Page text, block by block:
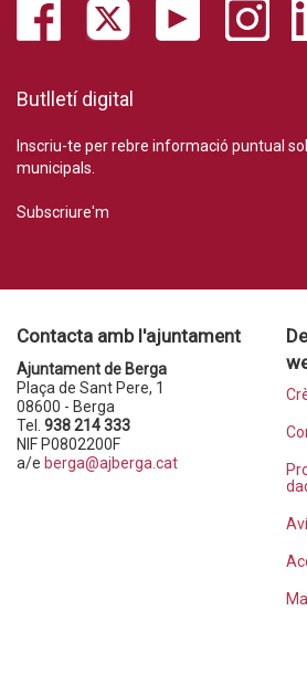
Butlletí digital
Inscriu-te per rebre informació puntual
municipals.
Subscriure'm
Contacta amb l'ajuntament
Ajuntament de Berga
Plaça de Sant Pere, 1
08600 - Berga
Tel. 938 214 333
NIF P0802200F
a/e berga@ajberga.cat